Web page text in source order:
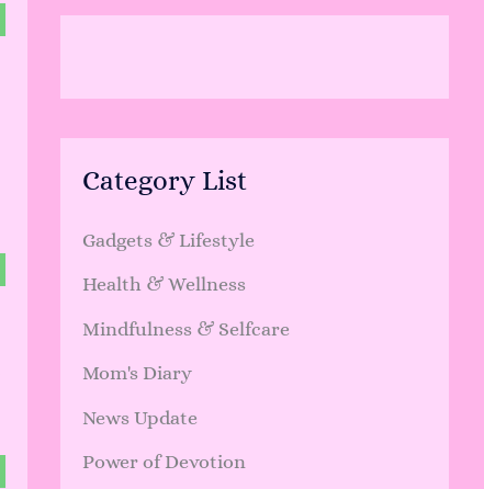
Category List
Gadgets & Lifestyle
Health & Wellness
Mindfulness & Selfcare
Mom's Diary
News Update
Power of Devotion